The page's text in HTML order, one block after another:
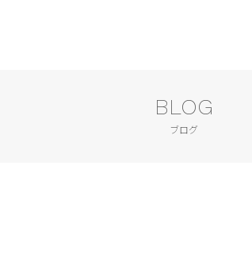
BLOG
ブログ